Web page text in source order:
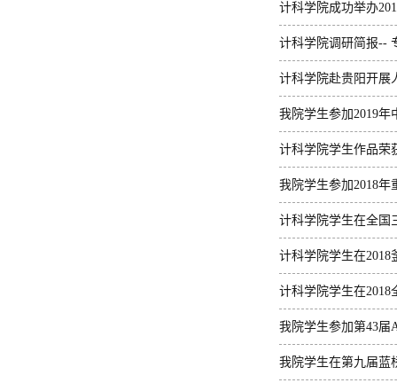
计科学院成功举办
计科学院调研简报--
计科学院赴贵阳开展
我院学生参加2019
计科学院学生作品荣
我院学生参加2018年
计科学院学生在全国
计科学院学生在2018
计科学院学生在2018
我院学生参加第43届
我院学生在第九届蓝